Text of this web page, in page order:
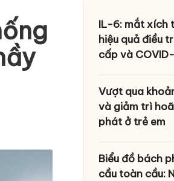
IL-6: mắt xích
hiệu quả điều
cấp và
Vượt qua
và giảm trì
phát ở trẻ em
Biểu đồ bách
cầu toàn cầu: